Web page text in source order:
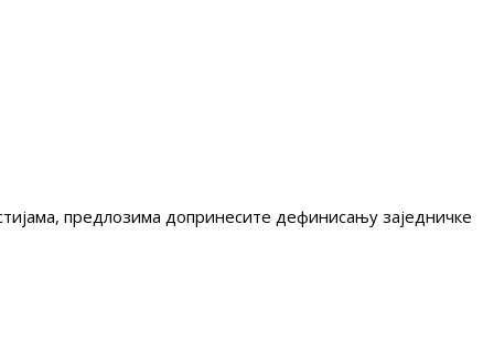
предлозима допринесите дефинисању заједничке